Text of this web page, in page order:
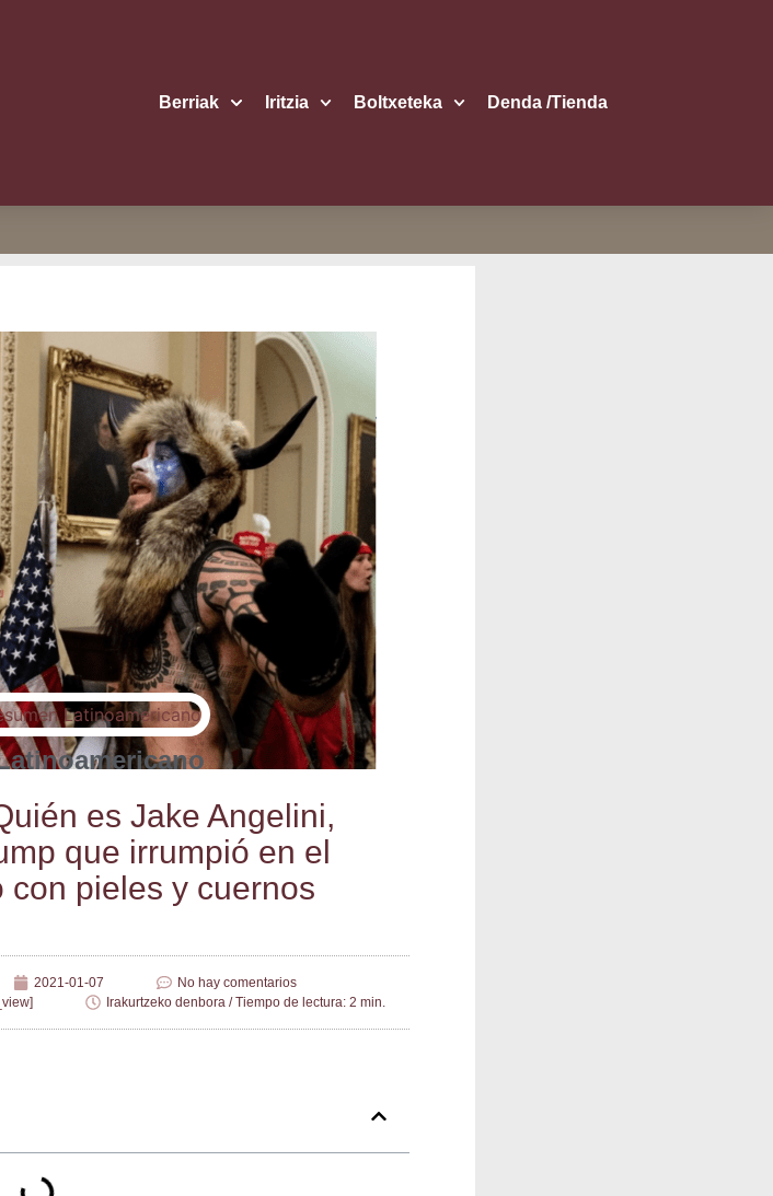
Berriak Iritzia Boltxe­te­ka Den­da /​Tien­da
es Jake Ange­li­ni,
que irrum­pió en el
con pie­les y cuernos
2021-01-07
No hay comentarios
Irakurtzeko denbora / Tiempo de lectura: 2 min.